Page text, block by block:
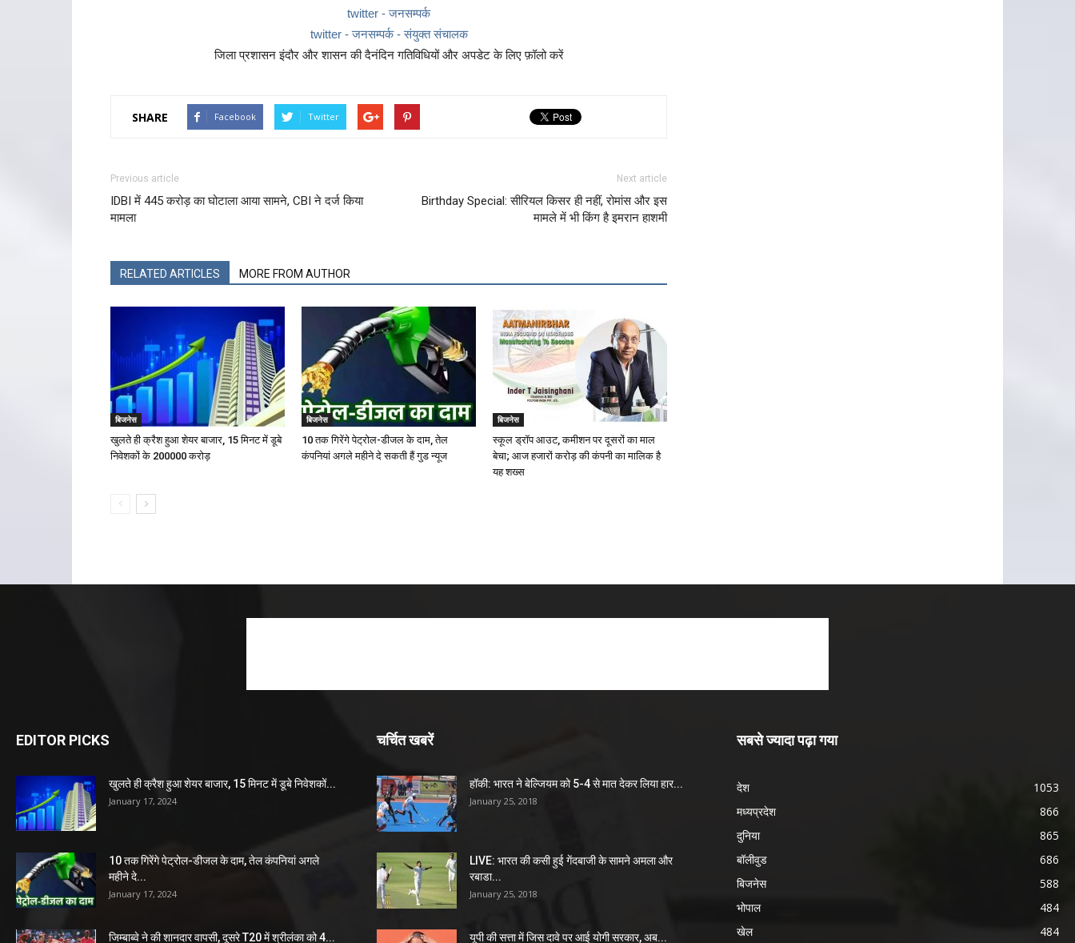
twitter - जनसम्पर्क
twitter - जनसम्पर्क - संयुक्त संचालक
जिला प्रशासन इंदौर और शासन की दैनंदिन गतिविधियों और अपडेट के लिए फ़ॉलो करें
SHARE Facebook Twitter
Previous article
IDBI में 445 करोड़ का घोटाला आया सामने, CBI ने दर्ज किया
मामला
Next article
Birthday Special: सीरियल किसर ही नहीं, रोमांस और इस
मामले में भी किंग है इमरान हाशमी
RELATED ARTICLES MORE FROM AUTHOR
बिजनेस
खुलते ही क्रैश हुआ शेयर बाजार, 15 मिनट में डूबे
निवेशकों के ₹200000 करोड़
बिजनेस
10 तक गिरेंगे पेट्रोल-डीजल के दाम, तेल
कंपनियां अगले महीने दे सकती हैं गुड न्यूज
बिजनेस
स्‍कूल ड्रॉप आउट, कमीशन पर दूसरों का माल
बेचा; आज हजारों करोड़ की कंपनी का माल‍िक है
यह शख्‍स
EDITOR PICKS
खुलते ही क्रैश हुआ शेयर बाजार, 15 मिनट में डूबे निवेशकों...
January 17, 2024
10 तक गिरेंगे पेट्रोल-डीजल के दाम, तेल कंपनियां अगले
महीने दे...
January 17, 2024
जिम्बाब्वे ने की शानदार वापसी, दूसरे T20 में श्रीलंका को 4...
चर्चित खबरें
हॉकी: भारत ने बेल्जियम को 5-4 से मात देकर लिया हार...
January 25, 2018
LIVE: भारत की कसी हुई गेंदबाजी के सामने अमला और
रबाडा...
January 25, 2018
यूपी की सत्ता में जिस दावे पर आई योगी सरकार, अब...
सबसे ज्यादा पढ़ा गया
देश
1053
मध्यप्रदेश
866
दुनिया
865
बॉलीवुड
686
बिजनेस
588
भोपाल
484
खेल
484